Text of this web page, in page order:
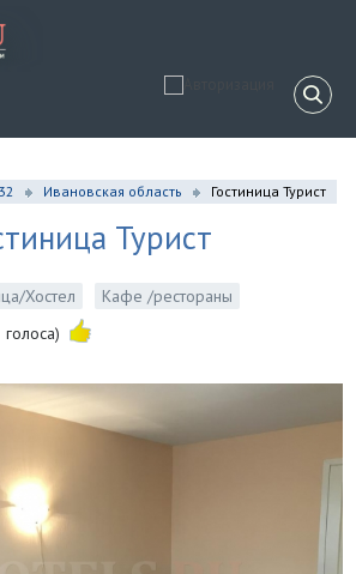
Ивановская область Гостиница Турист
Турист
Хостел
Кафе /рестораны
голоса)